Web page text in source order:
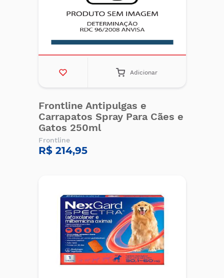
Adicionar
Frontline Antipulgas e
Carrapatos Spray Para Cães e
Gatos 250ml
Frontline
R$ 214,95